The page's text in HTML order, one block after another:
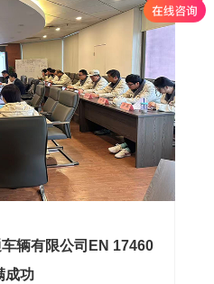
辆有限公司EN 17460
成功